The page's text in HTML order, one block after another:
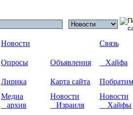
Новости Связь
Опросы Объявления Хайфа
Лирика Карта сайта
Медиа
архив
Новости
Израиля
Новости
Хайфы